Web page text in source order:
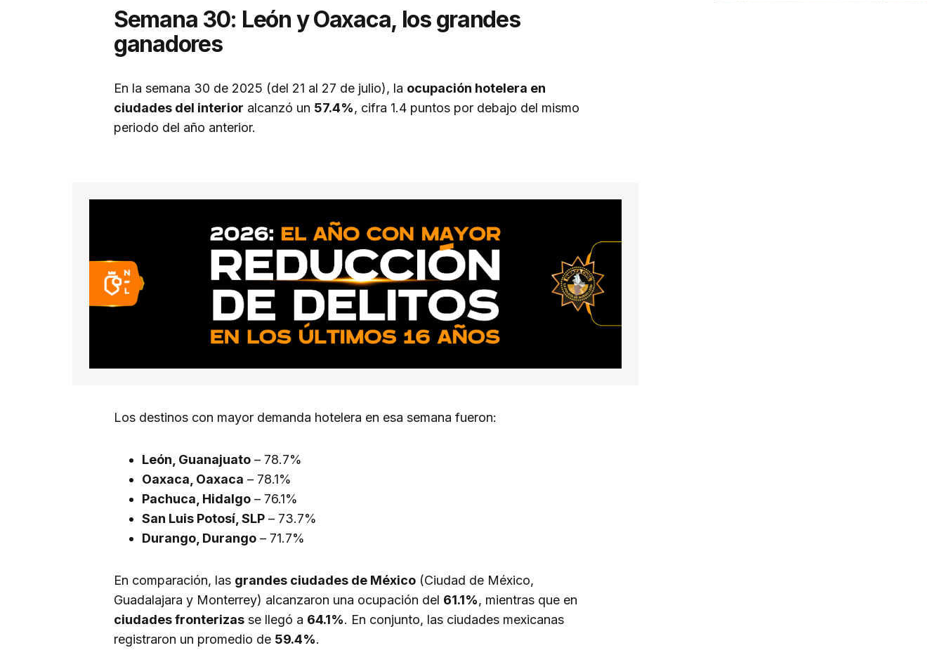
Semana 30: León y Oaxaca, los grandes
ganadores
En la semana 30 de 2025 (del 21 al 27 de julio), la ocupación hotelera en
ciudades del interior alcanzó un 57.4%, cifra 1.4 puntos por debajo del mismo
periodo del año anterior.
Los destinos con mayor demanda hotelera en esa semana fueron:
León, Guanajuato – 78.7%
Oaxaca, Oaxaca – 78.1%
Pachuca, Hidalgo – 76.1%
San Luis Potosí, SLP – 73.7%
Durango, Durango – 71.7%
En comparación, las grandes ciudades de México (Ciudad de México,
Guadalajara y Monterrey) alcanzaron una ocupación del 61.1%, mientras que en
ciudades fronterizas se llegó a 64.1%. En conjunto, las ciudades mexicanas
registraron un promedio de 59.4%.